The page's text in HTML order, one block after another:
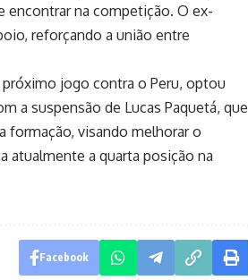
encontrar na competição. O ex-
reforçando a união entre
próximo jogo contra o Peru, optou
a suspensão de Lucas Paquetá, que
formação, visando melhorar o
atualmente a quarta posição na
Facebook